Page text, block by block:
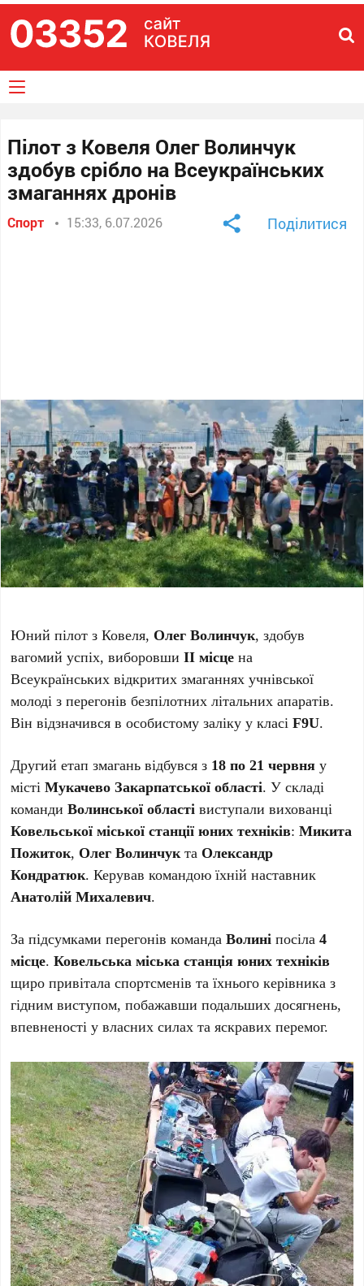
Пілот з Ковеля Олег Волинчук
здобув срібло на Всеукраїнських
змаганнях дронів
Спорт 15:33, 6.07.2026 Поділитися
Юний пілот з Ковеля, Олег Волинчук, здобув
вагомий успіх, виборовшиІІ місце на
Всеукраїнських відкритих змаганнях учнівської
молоді з перегонів безпілотних літальних апаратів.
Він відзначився в особистому заліку у класіF9U.
Другий етап змагань відбувся з 18 по 21 червня у
містіМукачево Закарпатської області. У складі
командиВолинської області виступали вихованці
Ковельської міської станції юних техніків:Микита
Пожиток, Олег Волинчукта Олександр
Кондратюк. Керував командою їхній наставник
Анатолій Михалевич.
За підсумками перегонів командаВолині посіла4
місце.Ковельська міська станція юних техніків
щиро привітала спортсменів та їхнього керівника з
гідним виступом, побажавши подальших досягнень,
впевненості у власних силах та яскравих перемог.